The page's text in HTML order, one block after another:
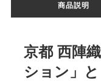
商品説明
京都 西陣
ション」